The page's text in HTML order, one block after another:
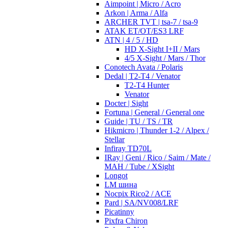
Aimpoint | Micro / Acro
Arkon | Arma / Alfa
ARCHER TVT | tsa-7 / tsa-9
ATAK ET/OT/ES3 LRF
ATN | 4 / 5 / HD
HD X-Sight I+II / Mars
4/5 X-Sight / Mars / Thor
Conotech Avata / Polaris
Dedal | T2-T4 / Venator
T2-T4 Hunter
Venator
Docter | Sight
Fortuna | General / General one
Guide | TU / TS / TR
Hikmicro | Thunder 1-2 / Alpex /
Stellar
Infiray TD70L
IRay | Geni / Rico / Saim / Mate /
MAH / Tube / XSight
Longot
LM шина
Nocpix Rico2 / ACE
Pard | SA/NV008/LRF
Picatinny
Pixfra Chiron